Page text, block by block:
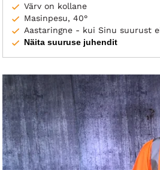
Värv on kollane
Masinpesu, 40°
Aastaringne - kui Sinu suurust
Näita suuruse juhendit
Braunton - Coolviz T-Shirt (Code T02)